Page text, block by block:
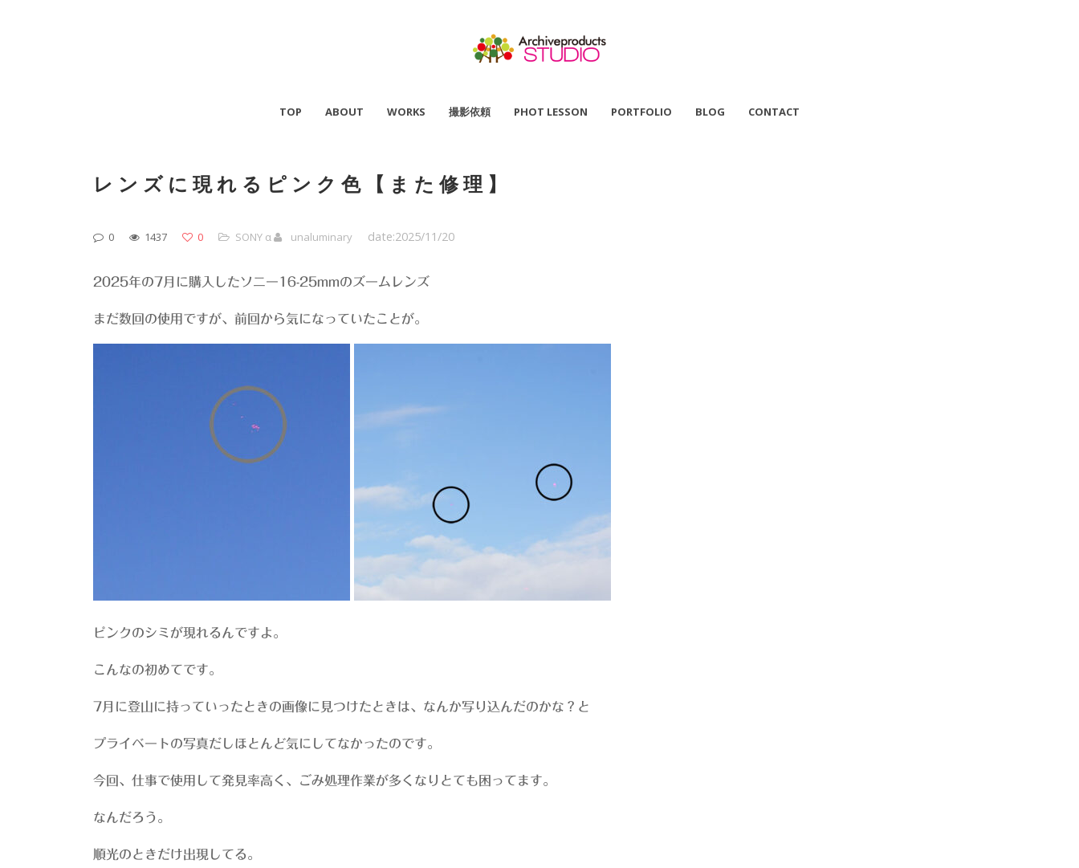
TOP ABOUT WORKS 撮影依頼 PHOT LESSON PORTFOLIO BLOG CONTACT
レンズに現れるピンク色【また修理】
0 1437 0 SONY α unaluminary date:2025/11/20
2025年の7月に購入したソニー16-25mmのズームレンズ
まだ数回の使用ですが、前回から気になっていたことが。
ピンクのシミが現れるんですよ。
こんなの初めてです。
7月に登山に持っていったときの画像に見つけたときは、なんか写り込んだのかな？と
プライベートの写真だしほとんど気にしてなかったのです。
今回、仕事で使用して発見率高く、ごみ処理作業が多くなりとても困ってます。
なんだろう。
順光のときだけ出現してる。